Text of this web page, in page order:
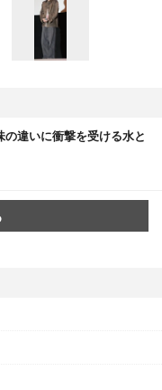
違いに衝撃を受ける水と